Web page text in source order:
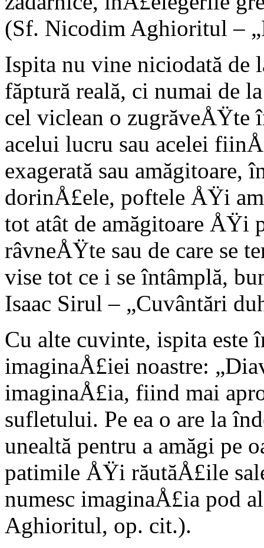
(Sf. Nicodim Aghioritul –
Ispita nu vine niciodată de
făptură reală, ci numai de
cel viclean o zugrăveÅŸte
acelui lucru sau acelei
exagerată sau amăgitoare,
dorinÅ£ele, poftele ÅŸi
tot atât de amăgitoare ÅŸi
râvneÅŸte sau de care se
vise tot ce i se întâmplă,
Isaac Sirul – „Cuvântări
Cu alte cuvinte, ispita este
imaginaÅ£iei noastre:
imaginaÅ£ia, fiind mai
sufletului. Pe ea o are la
unealtă pentru a amăgi pe
patimile ÅŸi răutăÅ£ile
numesc imaginaÅ£ia pod
Aghioritul, op. cit.).